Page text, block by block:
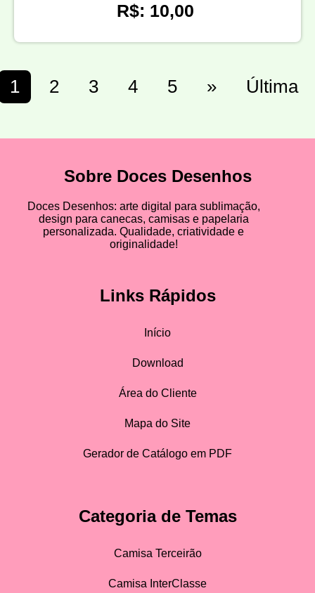
R$: 10,00
1 2 3 4 5 » Última
Sobre Doces Desenhos
Doces Desenhos: arte digital para sublimação,
design para canecas, camisas e papelaria
personalizada. Qualidade, criatividade e
originalidade!
Links Rápidos
Início
Download
Área do Cliente
Mapa do Site
Gerador de Catálogo em PDF
Categoria de Temas
Camisa Terceirão
Camisa InterClasse